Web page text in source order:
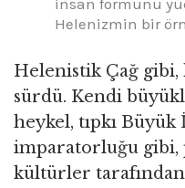
Helenizmin bir
Helenistik Çağ gibi,
sürdü. Kendi
heykel, tıpkı Büyük
imparatorluğu gibi,
kültürler